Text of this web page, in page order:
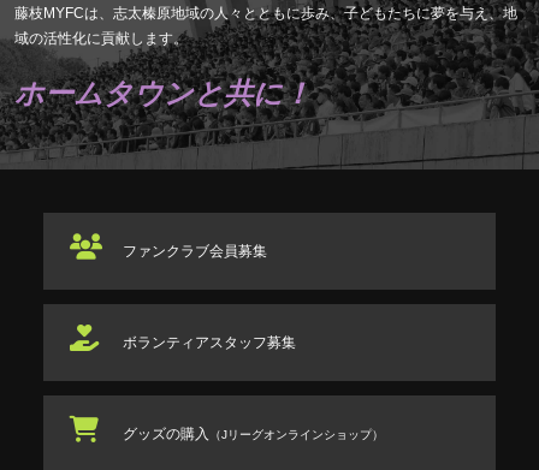
藤枝MYFCは、志太榛原地域の人々とともに歩み、子どもたちに夢を与え、地
域の活性化に貢献します。
ホームタウンと共に！
ファンクラブ会員募集
ボランティアスタッフ募集
グッズの購入 （Jリーグオンラインショップ）